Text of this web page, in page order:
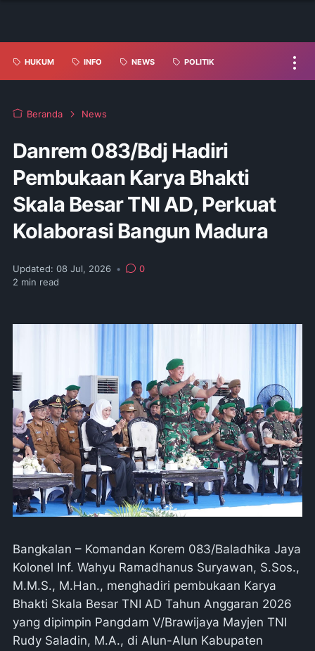
HUKUM INFO NEWS POLITIK
Beranda News
Danrem 083/Bdj Hadiri
Pembukaan Karya Bhakti
Skala Besar TNI AD, Perkuat
Kolaborasi Bangun Madura
Updated: 08 Jul, 2026 •
0
2 min read
Bangkalan – Komandan Korem 083/Baladhika Jaya
Kolonel Inf. Wahyu Ramadhanus Suryawan, S.Sos.,
M.M.S., M.Han., menghadiri pembukaan Karya
Bhakti Skala Besar TNI AD Tahun Anggaran 2026
yang dipimpin Pangdam V/Brawijaya Mayjen TNI
Rudy Saladin, M.A., di Alun-Alun Kabupaten